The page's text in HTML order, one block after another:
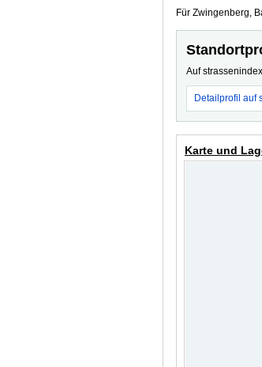
Für Zwingenberg,
Auf
Detailprofil auf
Karte und